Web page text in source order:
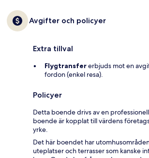
Avgifter och policyer
Extra tillval
Flygtransfererbjuds mot en
fordon (enkel resa).
Policyer
Detta boende drivs av en
boende är kopplat till värdens
yrke.
Det här boendet har
uteplatser och terrasser som kanske